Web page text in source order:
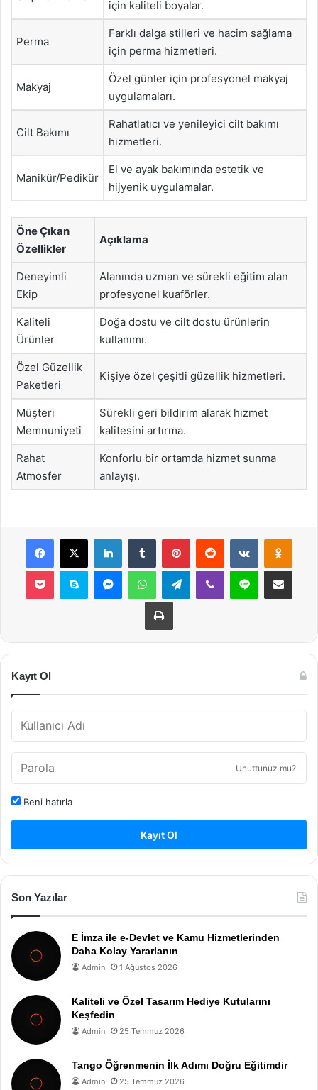
için kaliteli boyalar.
Perma
Farklı dalga stilleri ve hacim sağlama
için perma hizmetleri.
Makyaj
Özel günler için profesyonel makyaj
uygulamaları.
Cilt Bakımı
Rahatlatıcı ve yenileyici cilt bakımı
hizmetleri.
Manikür/Pedikür
El ve ayak bakımında estetik ve
hijyenik uygulamalar.
Öne Çıkan
Özellikler
Açıklama
Deneyimli
Ekip
Alanında uzman ve sürekli eğitim alan
profesyonel kuaförler.
Kaliteli
Ürünler
Doğa dostu ve cilt dostu ürünlerin
kullanımı.
Özel Güzellik
Paketleri
Kişiye özel çeşitli güzellik hizmetleri.
Müşteri
Memnuniyeti
Sürekli geri bildirim alarak hizmet
kalitesini artırma.
Rahat
Atmosfer
Konforlu bir ortamda hizmet sunma
anlayışı.
Facebook
X LinkedInTumblr PinterestReddit VKontakte
Pocket Skype MessengerWhatsAppTelegramViber Line E-Posta ile
Yazdır
Kayıt Ol
Unuttunuz mu?
Beni hatırla
Kayıt Ol
Son Yazılar
E İmza ile e-Devlet ve Kamu Hizmetlerinden
Daha Kolay Yararlanın
Admin 1 Ağustos 2026
Kaliteli ve Özel Tasarım Hediye Kutularını
Keşfedin
Admin 25 Temmuz 2026
Tango Öğrenmenin İlk Adımı Doğru Eğitimdir
Admin 25 Temmuz 2026